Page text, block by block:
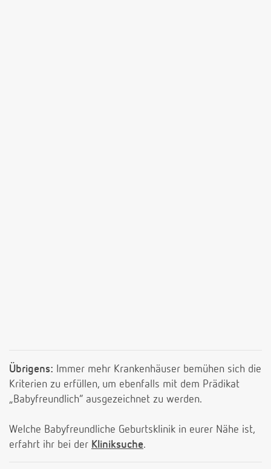
Übrigens: Immer mehr Krankenhäuser bemühen sich die
Kriterien zu erfüllen, um ebenfalls mit dem Prädikat
„Babyfreundlich“ ausgezeichnet zu werden.
Welche Babyfreundliche Geburtsklinik in eurer Nähe ist,
erfahrt ihr bei der Kliniksuche.